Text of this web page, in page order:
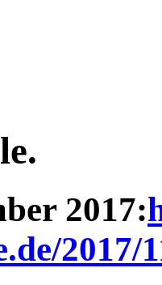
2017:
2017/